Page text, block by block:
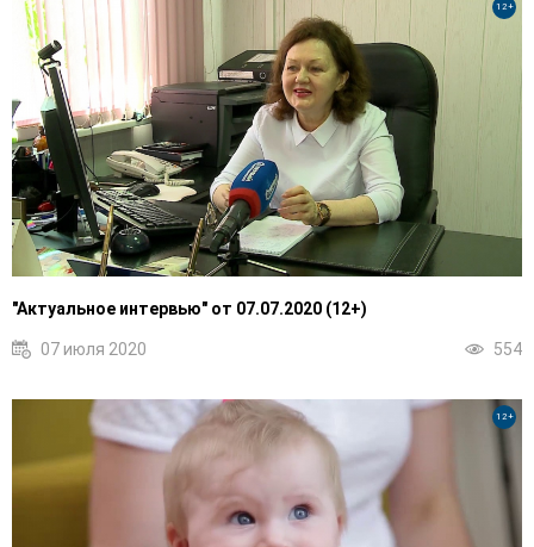
"Актуальное интервью" от 07.07.2020 (12+)
07 июля 2020 554
12+
12+